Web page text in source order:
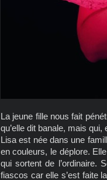
La jeune fille nous fait
qu’elle dit banale, mais
Lisa est née dans une
en couleurs, le déplore.
qui sortent de l’ordinaire.
fiascos car elle s’est faite